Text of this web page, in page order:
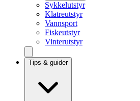
Sykkelutstyr
Klatreutstyr
Vannsport
Fiskeutstyr
Vinterutstyr
Tips & guider